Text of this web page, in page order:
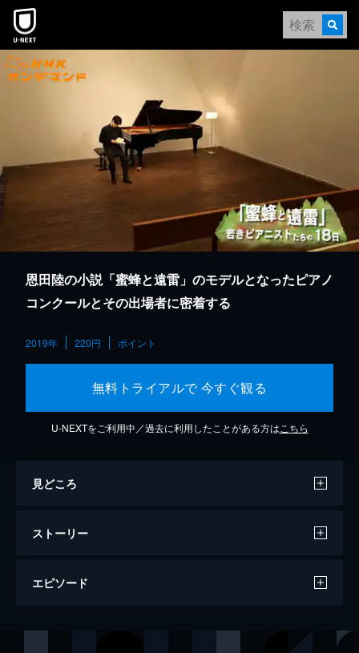
本文へスキップ
恩田陸の小説「蜜蜂と遠雷」のモデルとなったピアノ
コンクールとその出場者に密着する
2019年 220円 ポイント
無料トライアルで 今すぐ観る
U-NEXTをご利用中／過去に利用したことがある方は こちら
見どころ
ストーリー
エピソード
#1 「蜜蜂と遠雷」 若きピアニストたち